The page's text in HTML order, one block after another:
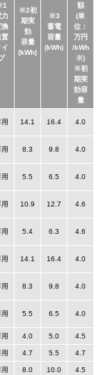
力
換
置
イ
※2初
期実
効
容量
(kWh)
※3
蓄電
容量
(kWh)
額
(単
位：
万円
/kWh
※)
※初
期実
効容
量
用 14.1 16.4 4.0
用 8.3 9.8 4.0
用 5.5 6.5 4.0
用 10.9 12.7 4.6
用 5.4 6.3 4.6
用 14.1 16.4 4.0
用 8.3 9.8 4.0
用 5.5 6.5 4.0
用 4.0 5.0 4.5
用 4.7 5.5 4.7
用 8.0 10.0 4.5